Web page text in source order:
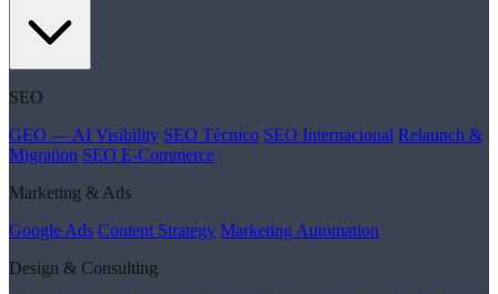
SEO
GEO — AI Visibility SEO Técnico SEO Internacional Relaunch &
Migration SEO E-Commerce
Marketing & Ads
Google Ads Content Strategy Marketing Automation
Design & Consulting